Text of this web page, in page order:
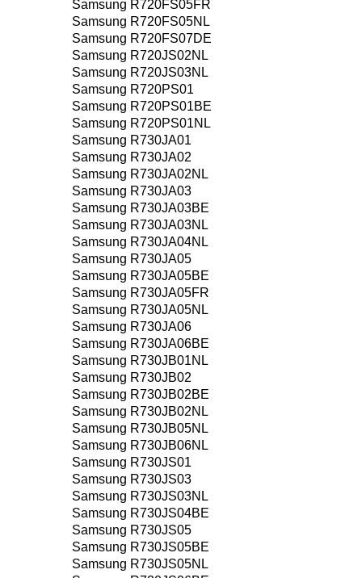
Samsung R720FS05FR
Samsung R720FS05NL
Samsung R720FS07DE
Samsung R720JS02NL
Samsung R720JS03NL
Samsung R720PS01
Samsung R720PS01BE
Samsung R720PS01NL
Samsung R730JA01
Samsung R730JA02
Samsung R730JA02NL
Samsung R730JA03
Samsung R730JA03BE
Samsung R730JA03NL
Samsung R730JA04NL
Samsung R730JA05
Samsung R730JA05BE
Samsung R730JA05FR
Samsung R730JA05NL
Samsung R730JA06
Samsung R730JA06BE
Samsung R730JB01NL
Samsung R730JB02
Samsung R730JB02BE
Samsung R730JB02NL
Samsung R730JB05NL
Samsung R730JB06NL
Samsung R730JS01
Samsung R730JS03
Samsung R730JS03NL
Samsung R730JS04BE
Samsung R730JS05
Samsung R730JS05BE
Samsung R730JS05NL